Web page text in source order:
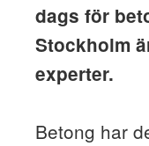
dags för
Stockholm
experter.
Betong har